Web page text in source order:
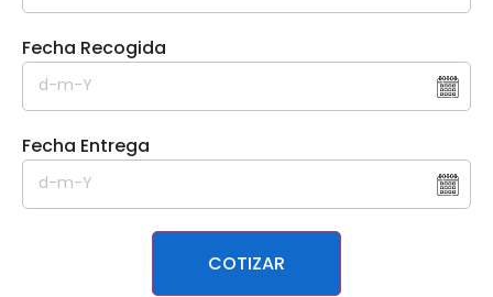
Fecha Recogida
Fecha Entrega
COTIZAR